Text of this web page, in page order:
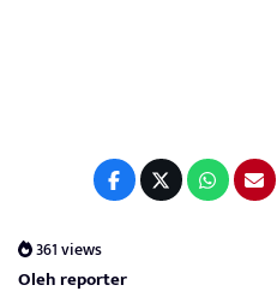
361 views
Oleh reporter